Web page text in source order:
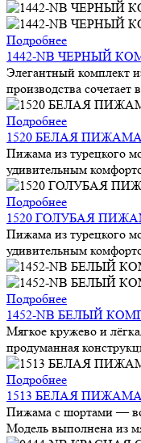
Подробнее
1442-NB ЧЕРНЫЙ
Элегантный комплект
производства сочетает
Подробнее
1520 БЕЛАЯ ПИЖАМА
Пижама из турецкого
удивительным
Подробнее
1520 ГОЛУБАЯ
Пижама из турецкого
удивительным
Подробнее
1452-NB БЕЛЫЙ
Мягкое кружево и
продуманная
Подробнее
1513 БЕЛАЯ ПИЖАМА
Пижама с шортами —
Модель выполнена из